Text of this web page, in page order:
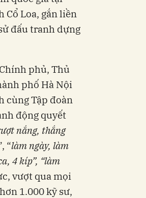
Loa, gắn liền
đấu tranh dựng
phủ, Thủ
phố Hà Nội
cùng Tập đoàn
động quyết
nắng, thắng
“làm ngày, làm
4 kíp”, “làm
vượt qua mọi
1.000 kỹ sư,